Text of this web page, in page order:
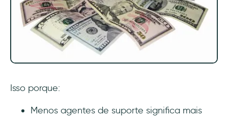
Isso porque:
Menos agentes de suporte significa mais